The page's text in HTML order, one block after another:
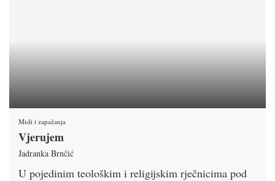
Misli i zapažanja
Vjerujem
Jadranka Brnčić
U pojedinim teološkim i religijskim rječnicima pod